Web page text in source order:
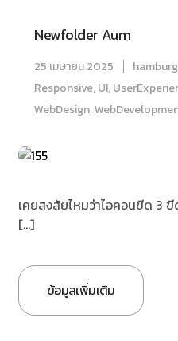
Newfolder Aum
25 เมษายน 2025
Responsive, UI,
WebDesign,
เคยสงสัยไหมว่าไอคอนขีด 3
[…]
ข้อมูลเพิ่มเติม